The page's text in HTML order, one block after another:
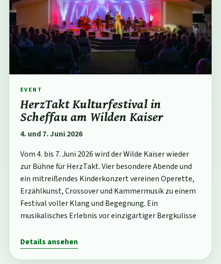
EVENT
HerzTakt Kulturfestival in
Scheffau am Wilden Kaiser
4. und 7. Juni 2026
Vom 4. bis 7. Juni 2026 wird der Wilde Kaiser wieder
zur Bühne für HerzTakt. Vier besondere Abende und
ein mitreißendes Kinderkonzert vereinen Operette,
Erzählkunst, Crossover und Kammermusik zu einem
Festival voller Klang und Begegnung. Ein
musikalisches Erlebnis vor einzigartiger Bergkulisse
Details ansehen